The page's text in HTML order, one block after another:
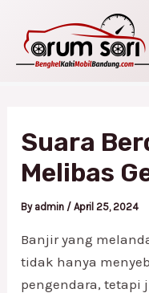
content
Suara
Melibas
By admin /April 25, 2024
Banjir yang
tidak hanya
pengendara, tetapi
navigation